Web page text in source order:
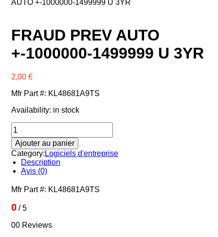
Xerox
AUTO +-1000000-1499999 U 3YR
FRAUD PREV AUTO
+-1000000-1499999 U 3YR
2,00 €
Mfr Part #: KL48681A9TS
Availability: in stock
quantité
de
FRAUD
PREV
AUTO
+-1000000-
U
Ajouter au panier
Category:Logiciels d'entreprise
Description
Avis (0)
Mfr Part #: KL48681A9TS
0 / 5
00 Reviews